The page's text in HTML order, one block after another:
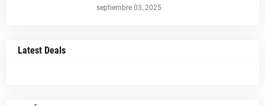
septiembre 03, 2025
Latest Deals